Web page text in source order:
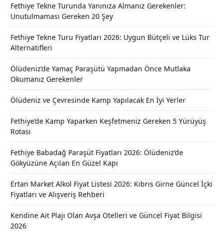
Fethiye Tekne Turunda Yanınıza Almanız Gerekenler:
Unutulmaması Gereken 20 Şey
Fethiye Tekne Turu Fiyatları 2026: Uygun Bütçeli ve Lüks Tur
Alternatifleri
Ölüdeniz’de Yamaç Paraşütü Yapmadan Önce Mutlaka
Okumanız Gerekenler
Ölüdeniz ve Çevresinde Kamp Yapılacak En İyi Yerler
Fethiye’de Kamp Yaparken Keşfetmeniz Gereken 5 Yürüyüş
Rotası
Fethiye Babadağ Paraşüt Fiyatları 2026: Ölüdeniz’de
Gökyüzüne Açılan En Güzel Kapı
Ertan Market Alkol Fiyat Listesi 2026: Kıbrıs Girne Güncel İçki
Fiyatları ve Alışveriş Rehberi
Kendine Ait Plajı Olan Avşa Otelleri ve Güncel Fiyat Bilgisi
2026